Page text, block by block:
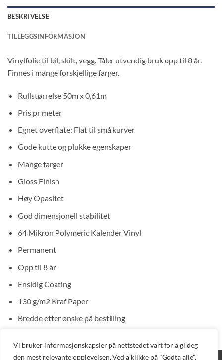
Vi bruker informasjonskapsler på nettstedet vårt for å gi deg
den mest relevante opplevelsen. Ved å klikke på "Godta alle",
BESKRIVELSE
TILLEGGSINFORMASJON
Vinylfolie til bil, skilt, vegg. Tåler utvendig bruk opp til 8 år.
Finnes i mange forskjellige farger.
Rullstørrelse 50m x 0,61m
Pris pr meter
Egnet overflate: Flat til små kurver
Gode kutte og plukke egenskaper
Mange farger
Gloss Finish
Høy Opasitet
God dimensjonell stabilitet
64 Mikron Polymeric Kalender Vinyl
Permanent
Opp til 8 år
Ensidig Coating
130 g/m2 Kraf Paper
Bredde etter ønske på bestilling